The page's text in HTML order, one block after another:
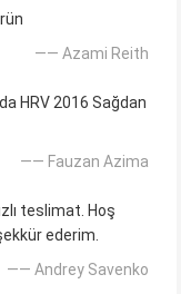
—— Azami Reith
HRV 2016 Sağdan
—— Fauzan Azima
teslimat. Hoş
ederim.
—— Andrey Savenko